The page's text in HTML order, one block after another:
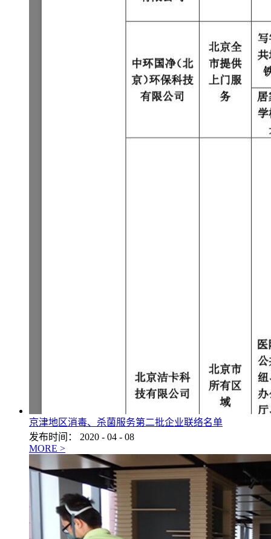
京津地区消毒、杀菌服务第二批企业联络名单
发布时间：
2020 - 04 - 08
MORE >